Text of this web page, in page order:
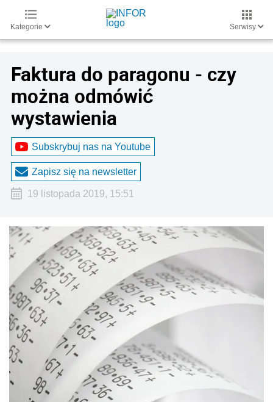
Kategorie Serwisy
Faktura do paragonu - czy
można odmówić
wystawienia
Subskrybuj nas na Youtube
Zapisz się na newsletter
19 listopada 2019, 15:51